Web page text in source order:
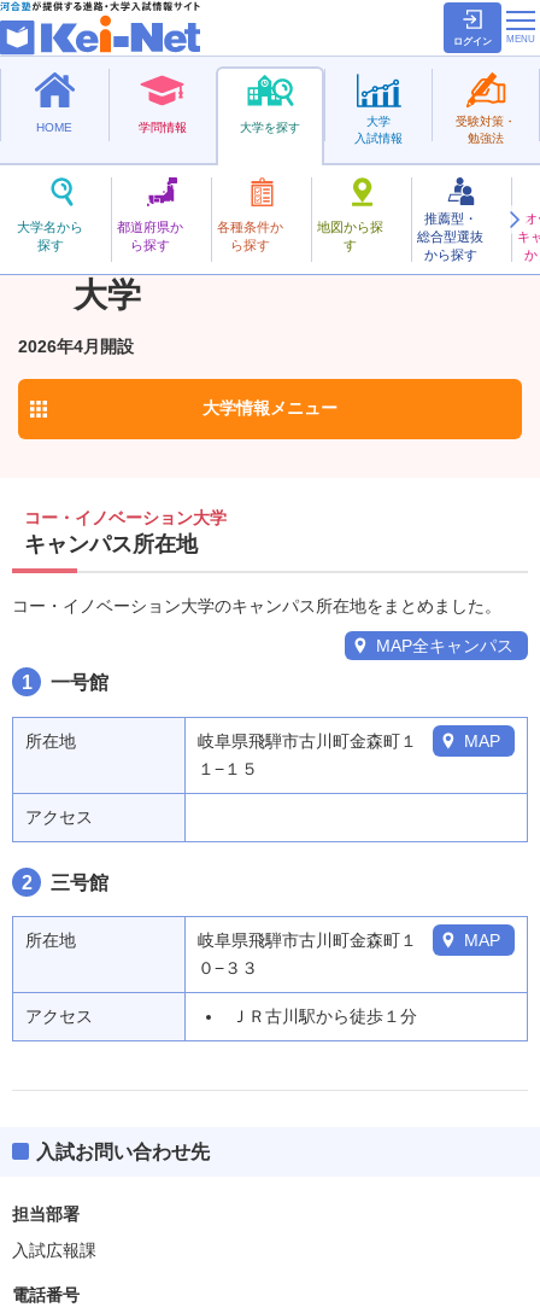
ログイン
HOME 学問情報 大学を探す
大学名から
探す
都道府県か
ら探す
各種条件か
ら探す
地図から探
す
推薦型・
総合型選抜
から探す
キ
か
大学
入試情報
受験対策・
勉強法
私立
こー･いのべーしょん
コー・イノベーション
大学
2026年4月開設
お気に入り
大学情報 メニュー
コー・イノベーション大学
キャンパス所在地
コー・イノベーション大学のキャンパス所在地をまとめました。
MAP全キャンパス
1 一号館
所在地
岐阜県飛騨市古川町金森町１
１−１５
MAP
アクセス
2 三号館
所在地
岐阜県飛騨市古川町金森町１
０−３３
MAP
アクセス ＪＲ古川駅から徒歩１分
入試お問い合わせ先
担当部署
入試広報課
電話番号